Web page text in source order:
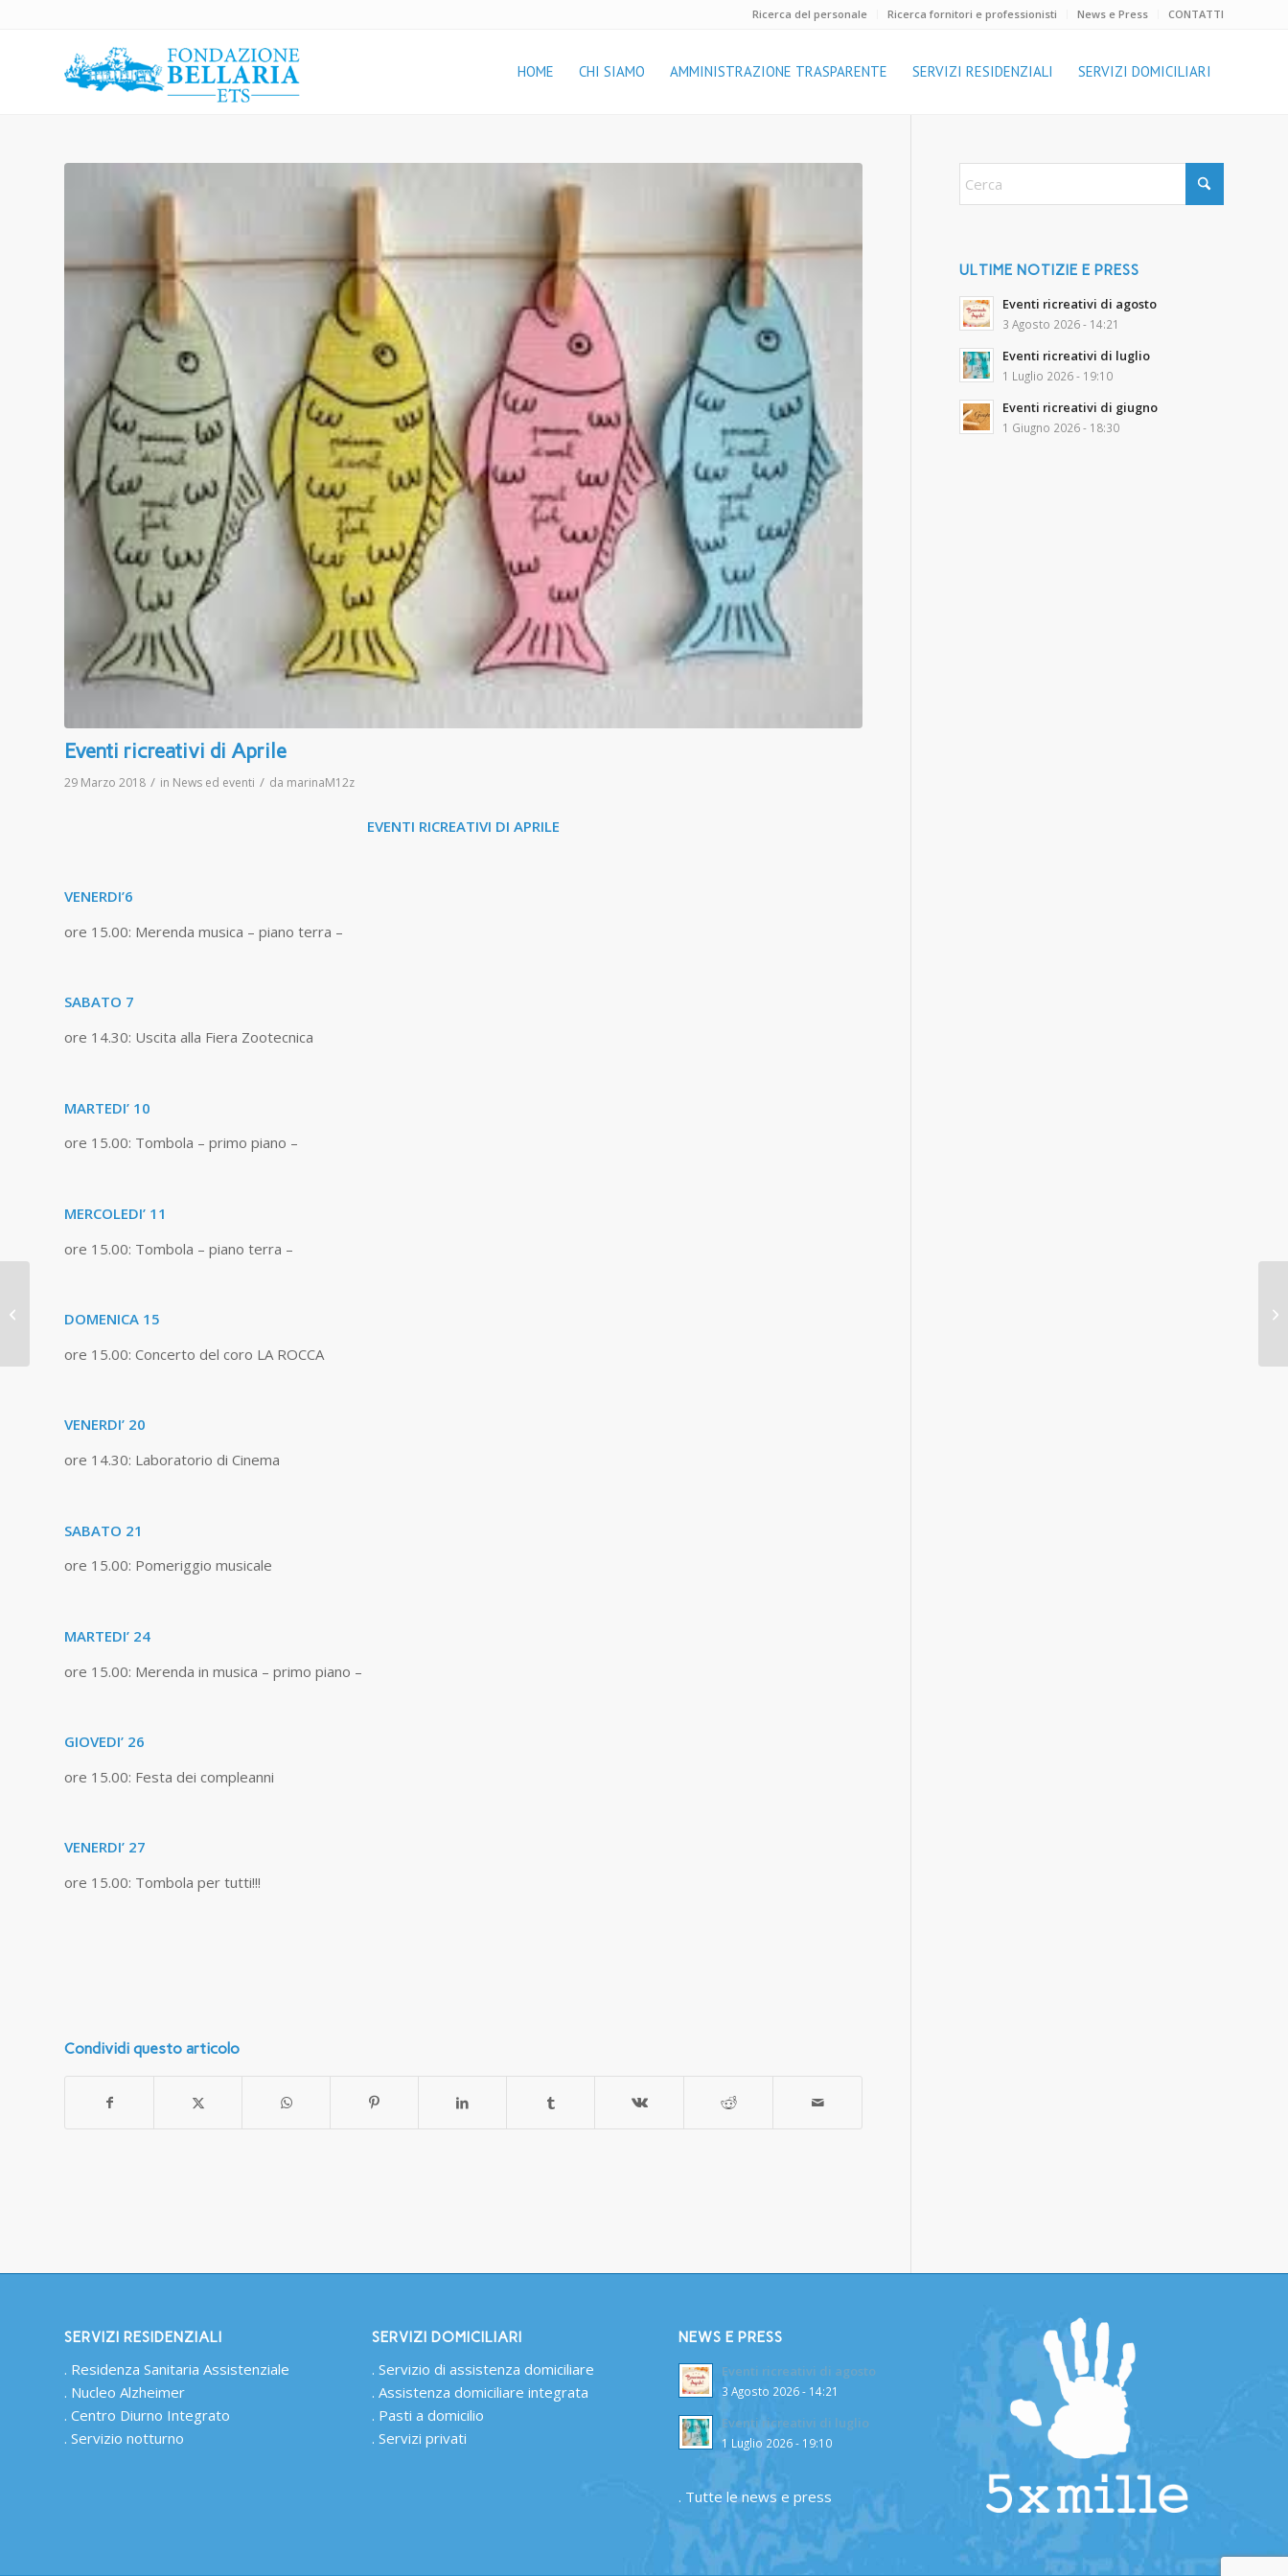
Ricerca del personale Ricerca fornitori e professionisti News e Press CONTATTI
HOME CHI SIAMO AMMINISTRAZIONE TRASPARENTE SERVIZI RESIDENZIALI SERVIZI DOMICILIARI
Eventi ricreativi di Aprile
29 Marzo 2018 / in News ed eventi / da marinaM12z
EVENTI RICREATIVI DI APRILE
VENERDI’6
ore 15.00: Merenda musica – piano terra –
SABATO 7
ore 14.30: Uscita alla Fiera Zootecnica
MARTEDI’ 10
ore 15.00: Tombola – primo piano –
MERCOLEDI’ 11
ore 15.00: Tombola – piano terra –
DOMENICA 15
ore 15.00: Concerto del coro LA ROCCA
VENERDI’ 20
ore 14.30: Laboratorio di Cinema
SABATO 21
ore 15.00: Pomeriggio musicale
MARTEDI’ 24
ore 15.00: Merenda in musica – primo piano –
GIOVEDI’ 26
ore 15.00: Festa dei compleanni
VENERDI’ 27
ore 15.00: Tombola per tutti!!!
Condividi questo articolo
ULTIME NOTIZIE E PRESS
Eventi ricreativi di agosto
3 Agosto 2026 - 14:21
Eventi ricreativi di luglio
1 Luglio 2026 - 19:10
Eventi ricreativi di giugno
1 Giugno 2026 - 18:30
SERVIZI RESIDENZIALI
. Residenza Sanitaria Assistenziale
. Nucleo Alzheimer
. Centro Diurno Integrato
. Servizio notturno
SERVIZI DOMICILIARI
. Servizio di assistenza domiciliare
. Assistenza domiciliare integrata
. Pasti a domicilio
. Servizi privati
NEWS E PRESS
Eventi ricreativi di agosto
3 Agosto 2026 - 14:21
Eventi ricreativi di luglio
1 Luglio 2026 - 19:10
. Tutte le news e press
Marzo